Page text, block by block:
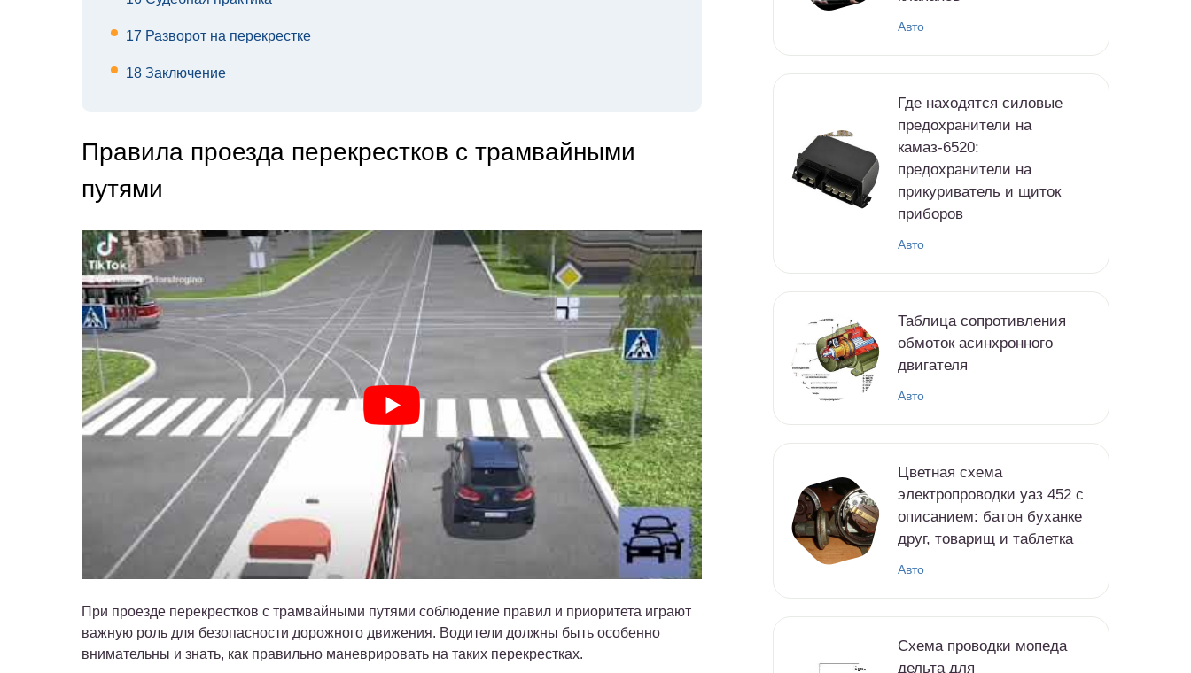
17 Разворот на перекрестке
18 Заключение
Правила проезда перекрестков с трамвайными
путями
При проезде перекрестков с трамвайными путями соблюдение правил и приоритета играют
важную роль для безопасности дорожного движения. Водители должны быть особенно
внимательны и знать, как правильно маневрировать на таких перекрестках.
Авто
Где находятся силовые
предохранители на
камаз-6520:
предохранители на
прикуриватель и щиток
приборов
Авто
Таблица сопротивления
обмоток асинхронного
двигателя
Авто
Цветная схема
электропроводки уаз 452 с
описанием: батон буханке
друг, товарищ и таблетка
Авто
Схема проводки мопеда
дельта для